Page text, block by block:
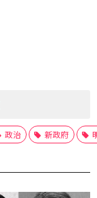
政治 新政府